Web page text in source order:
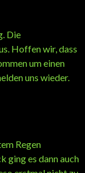
Die
Hoffen wir, dass
um einen
uns wieder.
Regen
ging es dann auch